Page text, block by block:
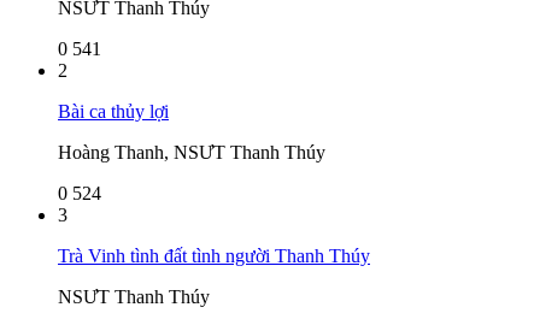
NSƯT Thanh Thúy
0 541
2
Bài ca thủy lợi
Hoàng Thanh, NSƯT Thanh Thúy
0 524
3
Trà Vinh tình đất tình người Thanh Thúy
NSƯT Thanh Thúy